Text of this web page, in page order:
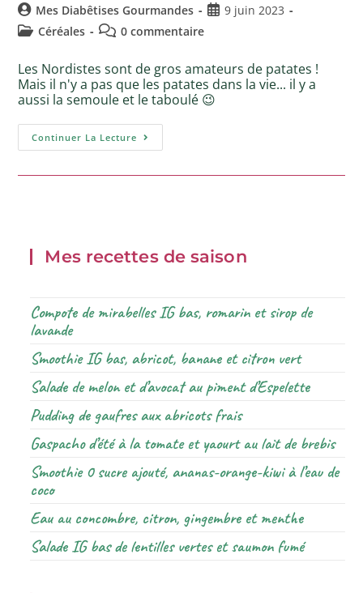
Mes Diabêtises Gourmandes
9 juin 2023
Céréales
0 commentaire
Les Nordistes sont de gros amateurs de patates !
Mais il n'y a pas que les patates dans la vie... il y a
aussi la semoule et le taboulé 😉
Continuer La Lecture
Mes recettes de saison
Compote de mirabelles IG bas, romarin et sirop de
lavande
Smoothie IG bas, abricot, banane et citron vert
Salade de melon et d’avocat au piment d’Espelette
Pudding de gaufres aux abricots frais
Gaspacho d’été à la tomate et yaourt au lait de brebis
Smoothie 0 sucre ajouté, ananas-orange-kiwi à l’eau de
coco
Eau au concombre, citron, gingembre et menthe
Salade IG bas de lentilles vertes et saumon fumé